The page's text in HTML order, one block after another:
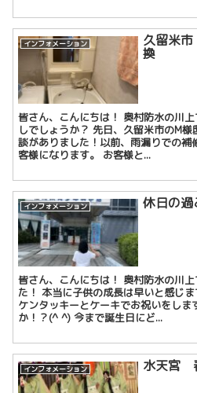
インフォメーション 久留米
換
皆さん、こんにちは！ 奥村防水の川
しでしょうか？ 先日、久留米市のM
談がありました！以前、雨漏りでの補
客様になります。 お客様と...
インフォメーション 休日の過
皆さん、こんにちは！ 奥村防水の川
た！ 本当に子供の成長は早いと感じ
ケンタッキーとケーキでお祝いをしま
か！？(^ ^) 今まで誕生日にど...
インフォメーション 水天宮